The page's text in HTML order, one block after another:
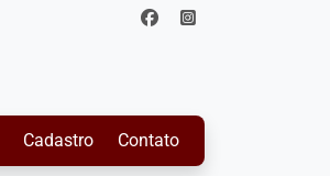
Cadastro Contato